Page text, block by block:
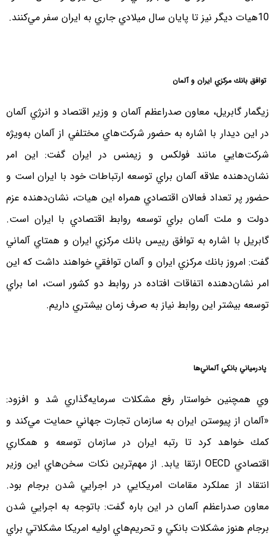
10هيات ديگر نيز تا پايان سال ميلادي جاري به ايران سفر مي‌كنند.
توافق بانك مركزي ايران و آلمان
زيگمار گابريل، معاون صدراعظم آلمان و وزير اقتصاد و انرژي آلمان
در اين ديدار با اشاره به حضور شركت‌هاي مختلفي از آلمان به‌ويژه
شركت‌هايي مانند فولكس و زيمنس در ايران گفت: اين امر
نشان‌دهنده علاقه آلمان براي توسعه ارتباطات خود با ايران است و
حضور پر تعداد فعالان اقتصادي همراه اين هيات، نشان‌دهنده عزم
دولت و ملت آلمان براي توسعه روابط اقتصادي با ايران است.
گابريل با اشاره به توافق رييس بانك مركزي ايران و همتاي آلماني
گفت: امروز بانك مركزي ايران و‌ آلمان توافقي خواهند داشت كه اين
امر نشان‌دهنده اتفاقات افتاده در روابط دو كشور است، اما براي
توسعه بيشتر اين روابط نياز به صرف زمان بيشتري داريم.
پادرمياني بانكي آلماني‌ها
وي همچنين خواستار رفع مشكلات سرمايه‌گذاري شد و افزود:
«آلمان از پيوستن ايران به سازمان تجارت جهاني حمايت مي‌كند و
كمك خواهد كرد تا رتبه ايران در سازمان توسعه و همكاري
اقتصادي OECD ارتقا يابد. از مهم‌ترين نكات سخن‌هاي اين وزير
انتقاد از عملكرد مقامات امريكايي در اجرايي شدن برجام بود.
معاون صدراعظم آلمان در اين باره گفت: باتوجه به اجرايي شدن
برجام هنوز مشكلات بانكي و تحريم‌هاي اوليه امريكا مشكلاتي براي